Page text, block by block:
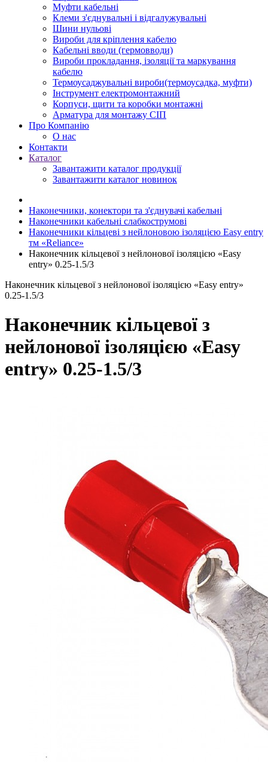
Муфти кабельні
Клеми з'єднувальні і відгалужувальні
Шини нульові
Вироби для кріплення кабелю
Кабельні вводи (гермовводи)
Вироби прокладання, iзоляції та маркування
кабелю
Термоусаджувальні вироби(термоусадка, муфти)
Інструмент електромонтажний
Корпуси, щити та коробки монтажні
Арматура для монтажу СІП
Про Компанію
О нас
Контакти
Каталог
Завантажити каталог продукції
Завантажити каталог новинок
Наконечники, конектори та з'єднувачі кабельні
Наконечники кабельні слабкострумові
Наконечники кільцеві з нейлоновою ізоляцією Easy entry
тм «Reliance»
Наконечник кільцевої з нейлонової ізоляцією «Easy
entry» 0.25-1.5/3
Наконечник кільцевої з нейлонової ізоляцією «Easy entry»
0.25-1.5/3
Наконечник кільцевої з
нейлонової ізоляцією «Easy
entry» 0.25-1.5/3